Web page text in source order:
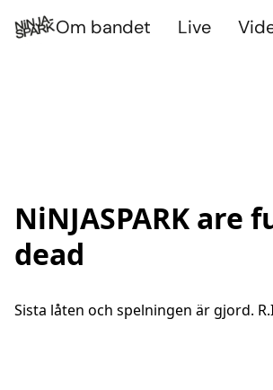
Om bandet Live
NiNJASPARK are
dead
Sista låten och spelningen är gjord.